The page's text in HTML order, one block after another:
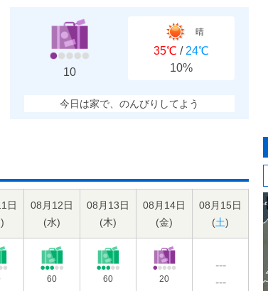
10
晴
35℃ / 24℃
10%
今日は家で、のんびりしてよう
日
)
08月12日
(水)
08月13日
(木)
08月14日
(金)
08月15日
(土)
60 60 20
---
---